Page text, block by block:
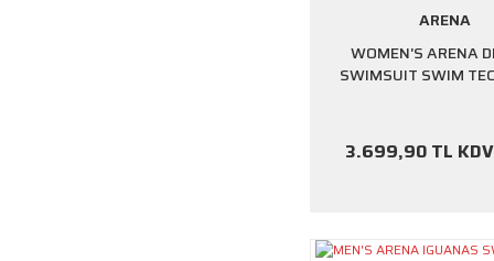
ARENA
WOMEN'S ARENA
SWIMSUIT SWIM
3.699,90 TL